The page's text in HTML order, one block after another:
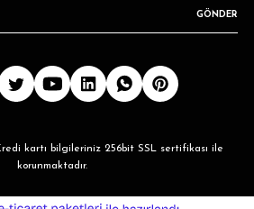
GÖNDER
kartı bilgileriniz 256bit SSL sertifikası ile
korunmaktadır.